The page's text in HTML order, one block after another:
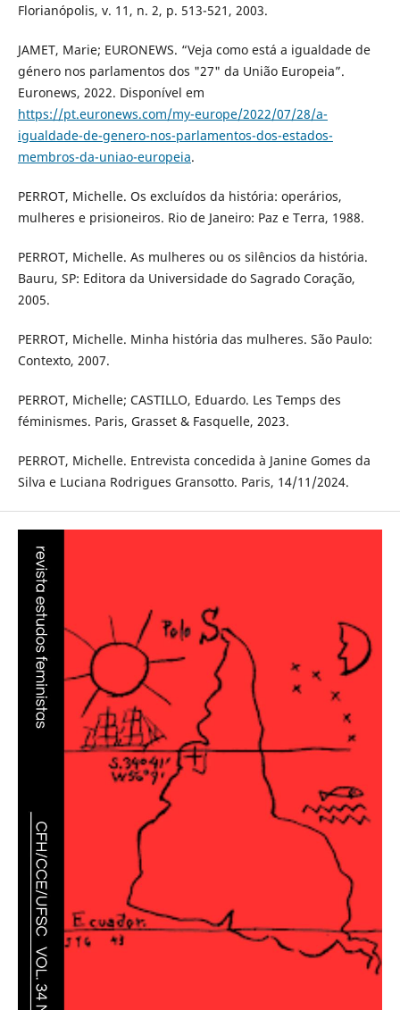
Florianópolis, v. 11, n. 2, p. 513-521, 2003.
JAMET, Marie; EURONEWS. “Veja como está a igualdade de
género nos parlamentos dos "27" da União Europeia”.
Euronews, 2022. Disponível em
https://pt.euronews.com/my-europe/2022/07/28/a-
igualdade-de-genero-nos-parlamentos-dos-estados-
membros-da-uniao-europeia.
PERROT, Michelle. Os excluídos da história: operários,
mulheres e prisioneiros. Rio de Janeiro: Paz e Terra, 1988.
PERROT, Michelle. As mulheres ou os silêncios da história.
Bauru, SP: Editora da Universidade do Sagrado Coração,
2005.
PERROT, Michelle. Minha história das mulheres. São Paulo:
Contexto, 2007.
PERROT, Michelle; CASTILLO, Eduardo. Les Temps des
féminismes. Paris, Grasset & Fasquelle, 2023.
PERROT, Michelle. Entrevista concedida à Janine Gomes da
Silva e Luciana Rodrigues Gransotto. Paris, 14/11/2024.